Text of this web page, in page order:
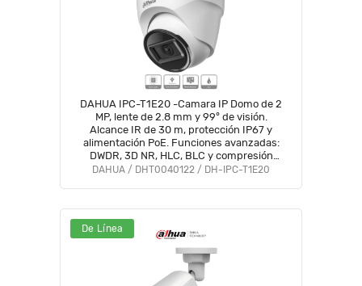
DAHUA IPC-T1E20 -Camara IP Domo de 2
MP, lente de 2.8 mm y 99° de visión.
Alcance IR de 30 m, protección IP67 y
alimentación PoE. Funciones avanzadas:
DWDR, 3D NR, HLC, BLC y compresión
H.265+ Ideal para videovigilancia
DAHUA / DHT0040122 / DH-IPC-T1E20
De Línea